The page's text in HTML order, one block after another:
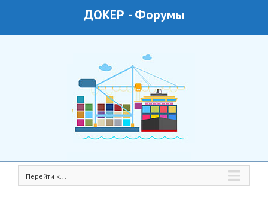
ДОКЕР - Форумы
Перейти к...